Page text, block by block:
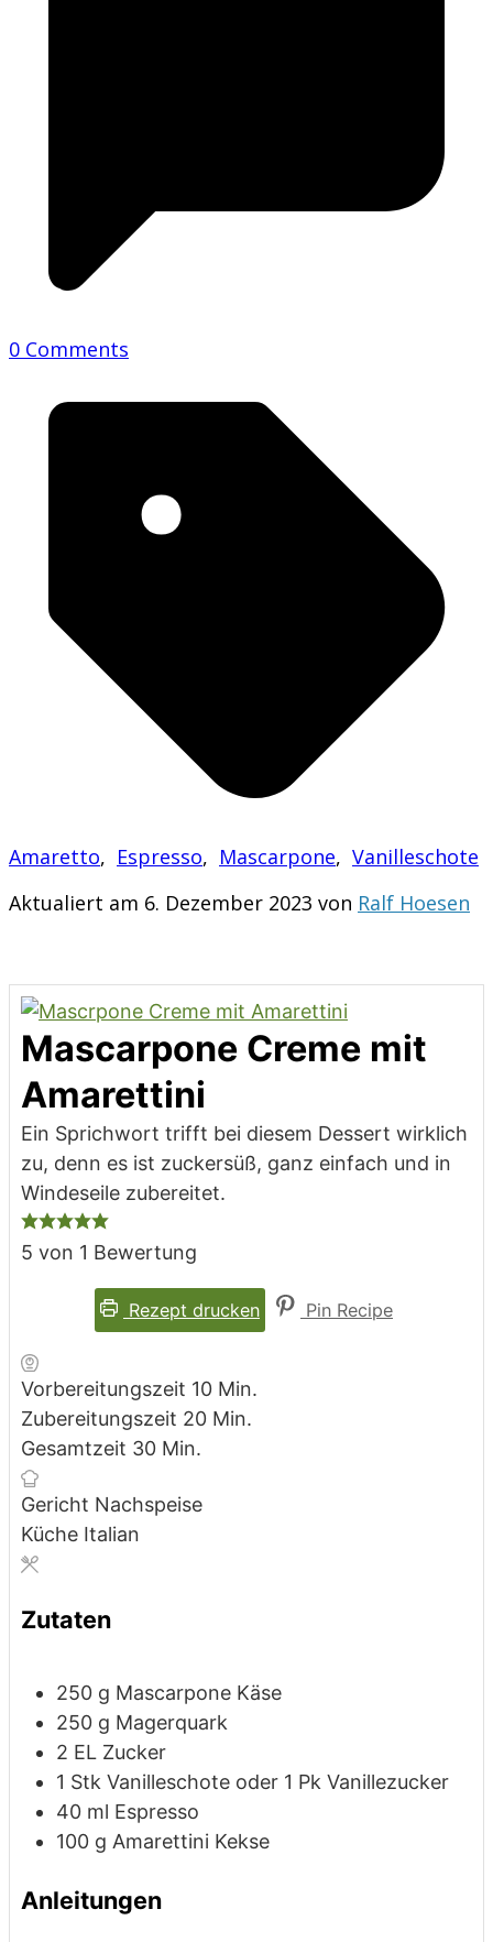
0 Comments
Amaretto, Espresso, Mascarpone, Vanilleschote
Aktualiert am 6. Dezember 2023 von Ralf Hoesen
Mascarpone Creme mit
Amarettini
Ein Sprichwort trifft bei diesem Dessert wirklich
zu, denn es ist zuckersüß, ganz einfach und in
Windeseile zubereitet.
5 von 1 Bewertung
Rezept drucken Pin Recipe
Vorbereitungszeit 10Minuten
Min.
Zubereitungszeit 20Minuten
Min.
Gesamtzeit 30Minuten
Min.
Gericht Nachspeise
Küche Italian
Zutaten
250 g Mascarpone Käse
250 g Magerquark
2 EL Zucker
1 Stk Vanilleschote oder 1 Pk Vanillezucker
40 ml Espresso
100 g Amarettini Kekse
Anleitungen